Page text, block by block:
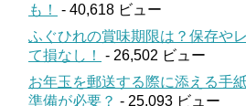
も！
- 40,618 ビュー
ふぐひれの賞味期限は？保存や
て損なし！
- 26,502 ビュー
お年玉を郵送する際に添える手
準備が必要？ - 25,093 ビュー